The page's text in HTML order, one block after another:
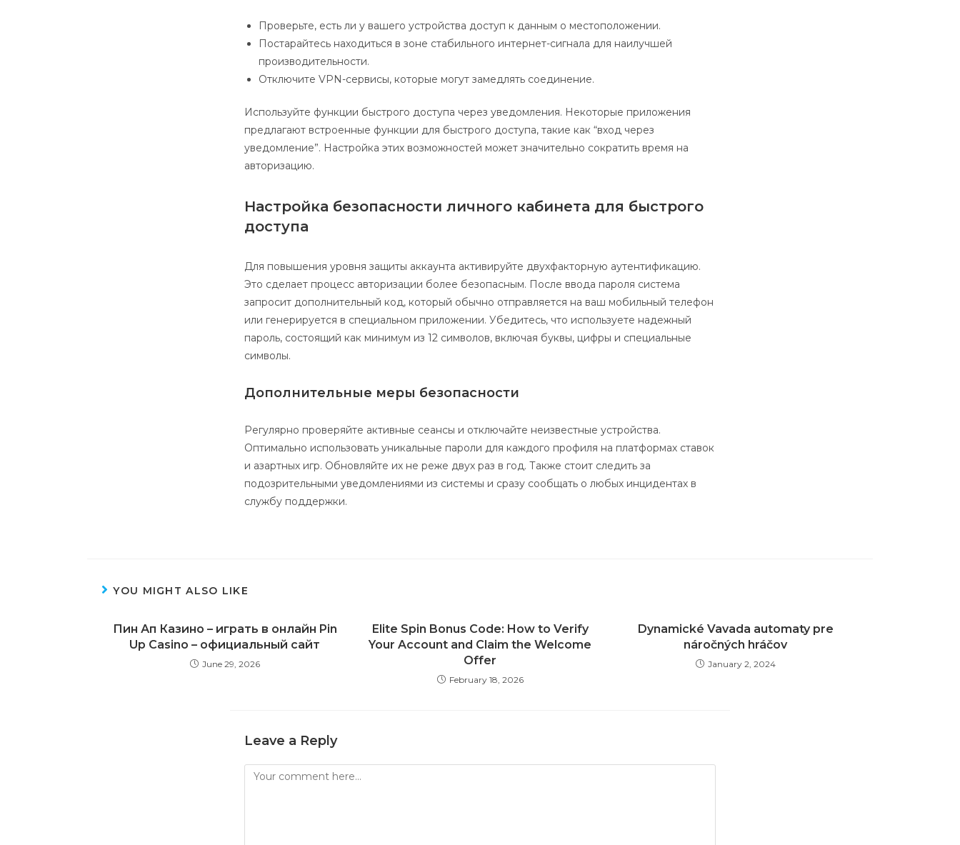
Проверьте, есть ли у вашего устройства доступ к данным о местоположении.
Постарайтесь находиться в зоне стабильного интернет-сигнала для наилучшей
производительности.
Отключите VPN-сервисы, которые могут замедлять соединение.
Используйте функции быстрого доступа через уведомления. Некоторые приложения
предлагают встроенные функции для быстрого доступа, такие как “вход через
уведомление”. Настройка этих возможностей может значительно сократить время на
авторизацию.
Настройка безопасности личного кабинета для быстрого
доступа
Для повышения уровня защиты аккаунта активируйте двухфакторную аутентификацию.
Это сделает процесс авторизации более безопасным. После ввода пароля система
запросит дополнительный код, который обычно отправляется на ваш мобильный телефон
или генерируется в специальном приложении. Убедитесь, что используете надежный
пароль, состоящий как минимум из 12 символов, включая буквы, цифры и специальные
символы.
Дополнительные меры безопасности
Регулярно проверяйте активные сеансы и отключайте неизвестные устройства.
Оптимально использовать уникальные пароли для каждого профиля на платформах ставок
и азартных игр. Обновляйте их не реже двух раз в год. Также стоит следить за
подозрительными уведомлениями из системы и сразу сообщать о любых инцидентах в
службу поддержки.
YOU MIGHT ALSO LIKE
Пин Ап Казино – играть в онлайн Pin
Up Casino – официальный сайт
June 29, 2026
Elite Spin Bonus Code: How to Verify
Your Account and Claim the Welcome
Offer
February 18, 2026
Dynamické Vavada automaty pre
náročných hráčov
January 2, 2024
Leave a Reply
Comment